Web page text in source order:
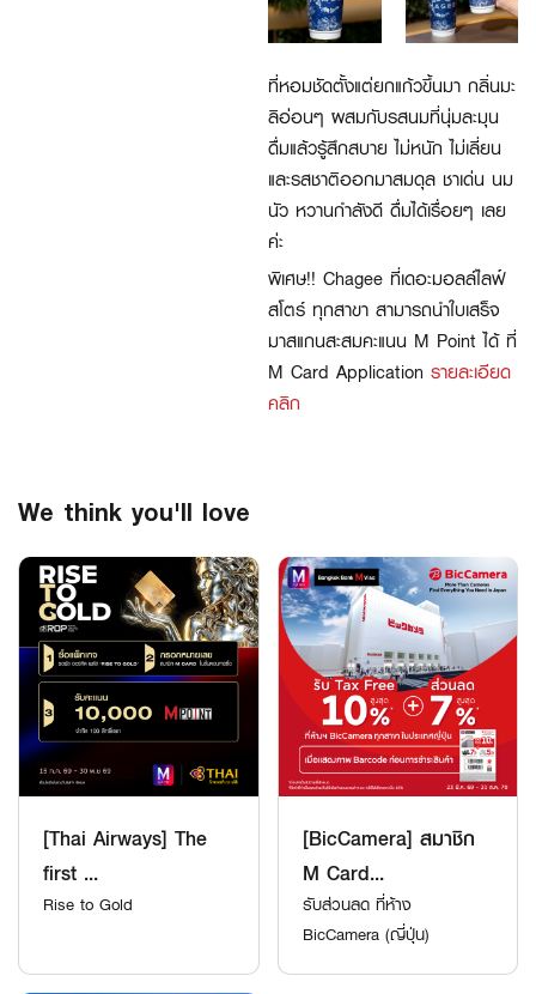
ที่หอมชัดตั้งแต่ยกแก้วขึ้นมา กลิ่นมะ
ลิอ่อนๆ ผสมกับรสนมที่นุ่มละมุน
ดื่มแล้วรู้สึกสบาย ไม่หนัก ไม่เลี่ยน
และรสชาติออกมาสมดุล ชาเด่น นม
นัว หวานกำลังดี ดื่มได้เรื่อยๆ เลย
ค่ะ
พิเศษ!! Chagee ที่เดอะมอลล์ไลฟ์
สโตร์ ทุกสาขา สามารถนำใบเสร็จ
มาสแกนสะสมคะแนน M Point ได้ ที่
M Card Application รายละเอียด
คลิก
We think you'll love
[Thai Airways] The
first ...
Rise to Gold
[BicCamera] สมาชิก
M Card...
รับส่วนลด ที่ห้าง
BicCamera (ญี่ปุ่น)